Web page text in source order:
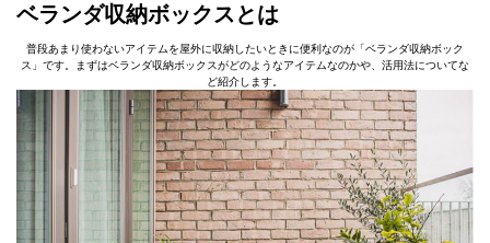
ベランダ収納ボックスとは
普段あまり使わないアイテムを屋外に収納したいときに便利なのが「ベランダ収納ボック
ス」です。まずはベランダ収納ボックスがどのようなアイテムなのかや、活用法についてな
ど紹介します。